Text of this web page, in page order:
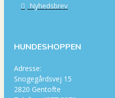
Nyhedsbrev
HUNDESHOPPEN
Adresse:
Snogegårdsvej 15
2820 Gentofte